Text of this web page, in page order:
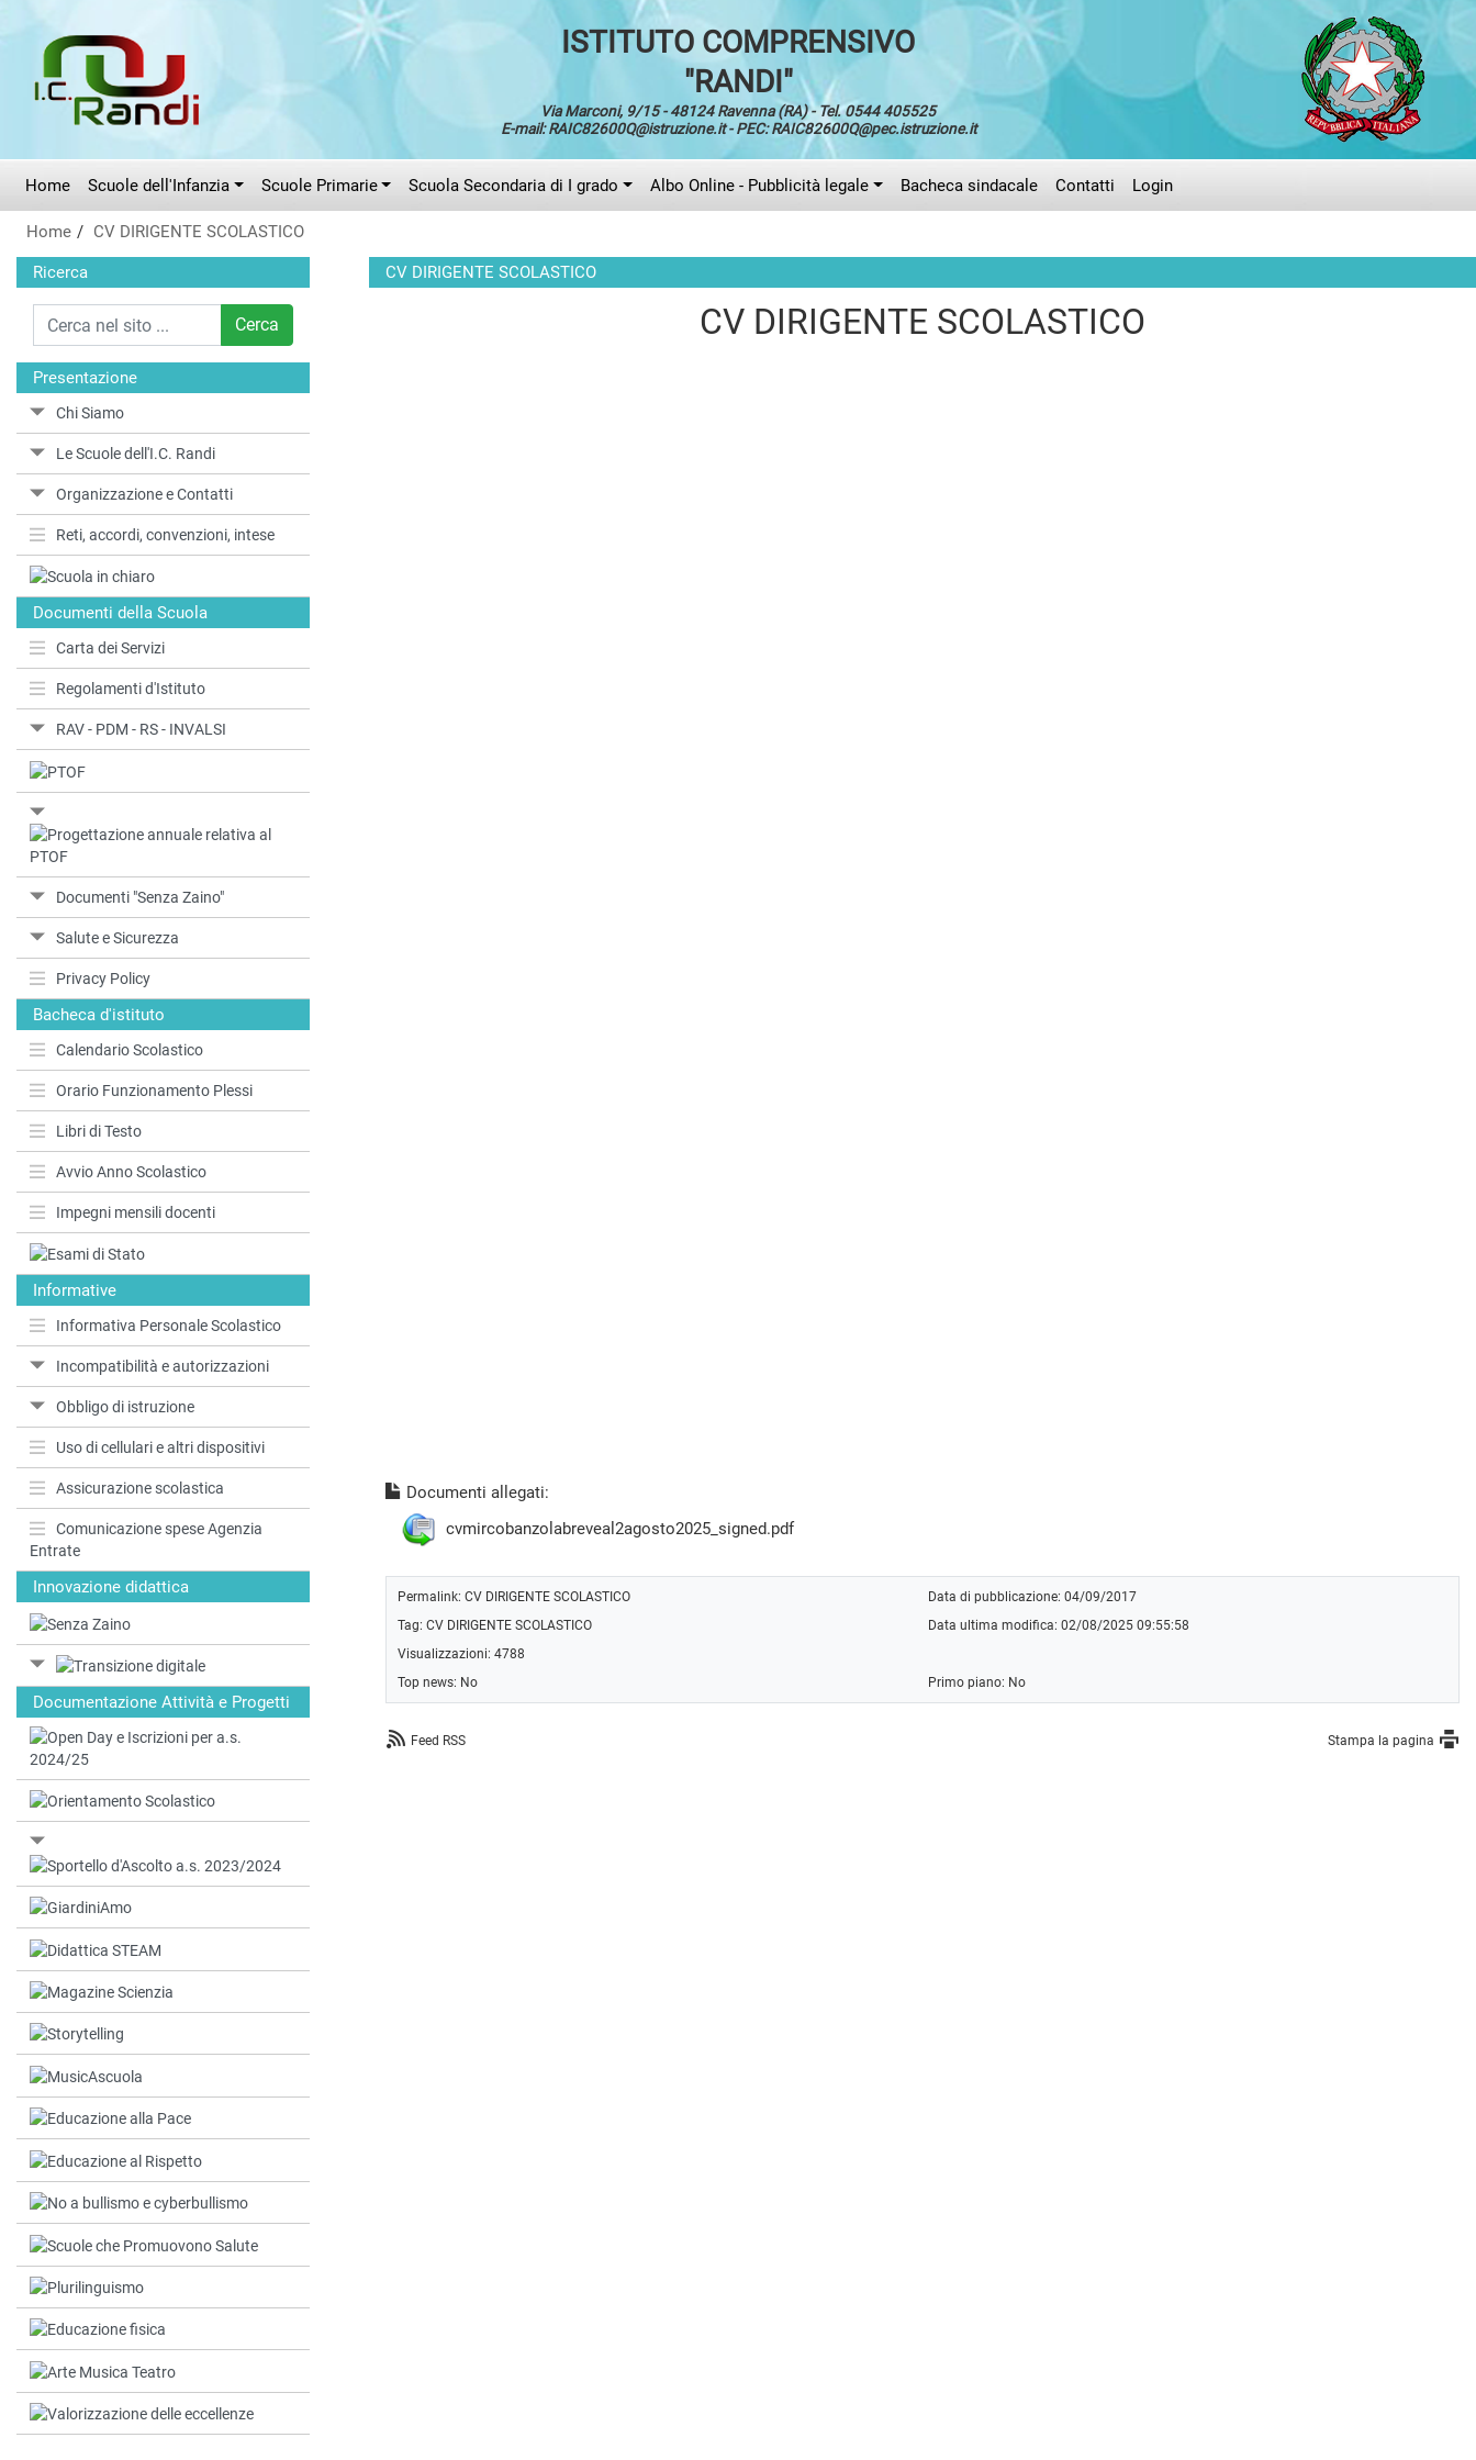
ISTITUTO COMPRENSIVO
"RANDI"
Via Marconi, 9/15 - 48124 Ravenna (RA) - Tel. 0544 405525
E-mail: RAIC82600Q@istruzione.it - PEC: RAIC82600Q@pec.istruzione.it
Home Scuole dell'Infanzia Scuole Primarie Scuola Secondaria di I grado Albo Online - Pubblicità legale Bacheca sindacale Contatti Login
Home CV DIRIGENTE SCOLASTICO
Ricerca
Cerca
Presentazione
Chi Siamo
Le Scuole dell'I.C. Randi
Organizzazione e Contatti
Reti, accordi, convenzioni, intese
Documenti della Scuola
Carta dei Servizi
Regolamenti d'Istituto
RAV - PDM - RS - INVALSI
Documenti "Senza Zaino"
Salute e Sicurezza
Privacy Policy
Bacheca d'istituto
Calendario Scolastico
Orario Funzionamento Plessi
Libri di Testo
Avvio Anno Scolastico
Impegni mensili docenti
Informative
Informativa Personale Scolastico
Incompatibilità e autorizzazioni
Obbligo di istruzione
Uso di cellulari e altri dispositivi
Assicurazione scolastica
Comunicazione spese Agenzia
Entrate
Innovazione didattica
Documentazione Attività e Progetti
CV DIRIGENTE SCOLASTICO
CV DIRIGENTE SCOLASTICO
Documenti allegati:
cvmircobanzolabreveal2agosto2025_signed.pdf
Permalink: CV DIRIGENTE SCOLASTICO
Data di pubblicazione: 04/09/2017
Tag: CV DIRIGENTE SCOLASTICO
Data ultima modifica: 02/08/2025 09:55:58
Visualizzazioni: 4788
Top news: No
Primo piano: No
Feed RSS Stampa la pagina